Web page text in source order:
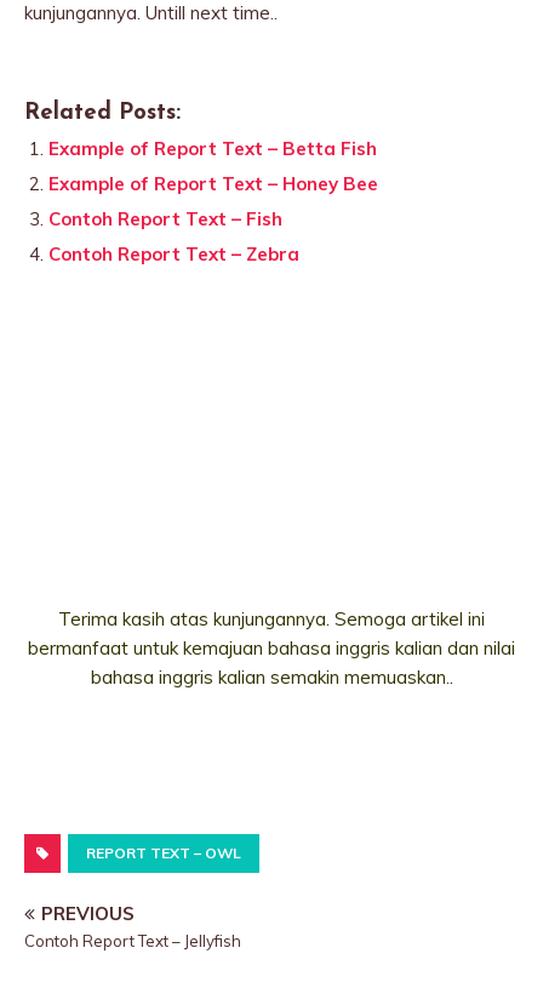
kunjungannya. Untill next time..
Related Posts:
Example of Report Text – Betta Fish
Example of Report Text – Honey Bee
Contoh Report Text – Fish
Contoh Report Text – Zebra
Terima kasih atas kunjungannya. Semoga artikel ini
bermanfaat untuk kemajuan bahasa inggris kalian dan nilai
bahasa inggris kalian semakin memuaskan..
REPORT TEXT – OWL
PREVIOUS
Contoh Report Text – Jellyfish